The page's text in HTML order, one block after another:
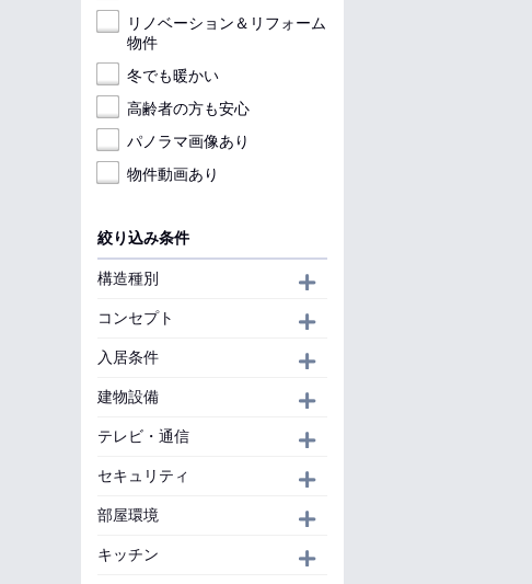
リノベーション＆リフォーム
物件
冬でも暖かい
高齢者の方も安心
パノラマ画像あり
物件動画あり
絞り込み条件
構造種別
コンセプト
入居条件
建物設備
テレビ・通信
セキュリティ
部屋環境
キッチン